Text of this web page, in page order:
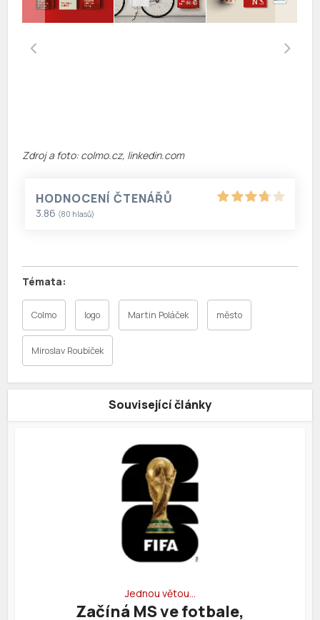
Zdroj a foto: colmo.cz, linkedin.com
HODNOCENÍ ČTENÁŘŮ
3.86 (80 hlasů)
Colmo logo Martin Poláček město
Miroslav Roubíček
Související články
Jednou větou…
Začíná MS ve fotbale,